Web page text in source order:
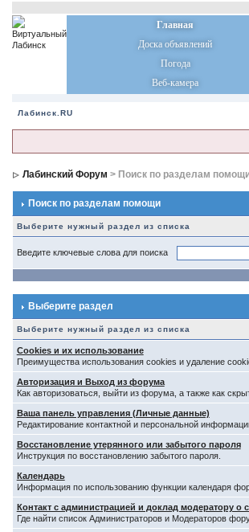
Главная
Доска объявлений
Погода
Веб-камера
Лабинск.RU
Лабинский Форум > Поиск по разделам
Поиск по разделам помощи
Выберите нужный раздел из списка
Введите ключевые слова для поиска
Выберите раздел
Выберите нужный раздел из списка
Cookies и их использование
Преимущества использования cookies и удаление
Авторизация и Выход из форума
Как авторизоваться, выйти из форума, а также как
Ваша панель управления (Личные данные)
Редактирование контактной и персональной
Восстановление утерянного или забытого пароля
Инструкция по восстановлению забытого пароля.
Календарь
Информация по использованию функции календаря
Контакт с администрацией и доклад модератору о
Где найти список Администраторов и Модераторов